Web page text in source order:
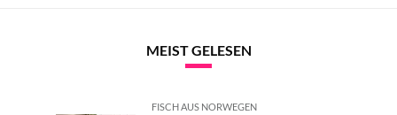
MEIST GELESEN
FISCH AUS NORWEGEN